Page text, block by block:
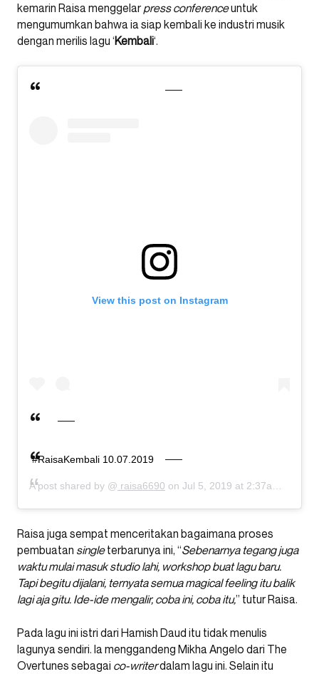
kemarin Raisa menggelar press conferenceuntuk
mengumumkan bahwa ia siap kembali ke industri musik
dengan merilis lagu ‘Kembali‘.
View this post on Instagram
#RaisaKembali 10.07.2019
A post shared by @ raisa6690 on Jul 5, 2019 at 2:37am PDT
Raisa juga sempat menceritakan bagaimana proses
pembuatan singleterbarunya ini, “Sebenarnya tegang juga
waktu mulai masuk studio lahi, workshop buat lagu baru.
Tapi begitu dijalani, ternyata semua magical feeling itu balik
lagi aja gitu. Ide-ide mengalir, coba ini, coba itu,” tutur Raisa.
Pada lagu ini istri dari Hamish Daud itu tidak menulis
lagunya sendiri. Ia menggandeng Mikha Angelo dari The
Overtunes sebagai co-writerdalam lagu ini. Selain itu